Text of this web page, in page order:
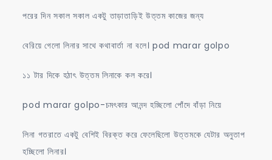
পরের দিন সকাল সকাল একটু তাড়াতাড়িই উত্তম কাজের জন্য
বেরিয়ে গেলো লিনার সাথে কথাবার্তা না বলে। pod marar golpo
১১ টার দিকে হঠাৎ উত্তম লিনাকে কল করে।
pod marar golpo-চমৎকার আনন্দ হচ্ছিলো পোঁদে বাঁড়া নিয়ে
লিনা গতরাতে একটু বেশিই বিরক্ত করে ফেলেছিলো উত্তমকে যেটার অনুতাপ
হচ্ছিলো লিনার।